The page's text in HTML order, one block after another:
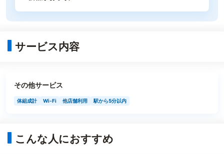
サービス内容
その他サービス
体組成計 Wi-Fi 他店舗利用 駅から5分以内
こんな人におすすめ